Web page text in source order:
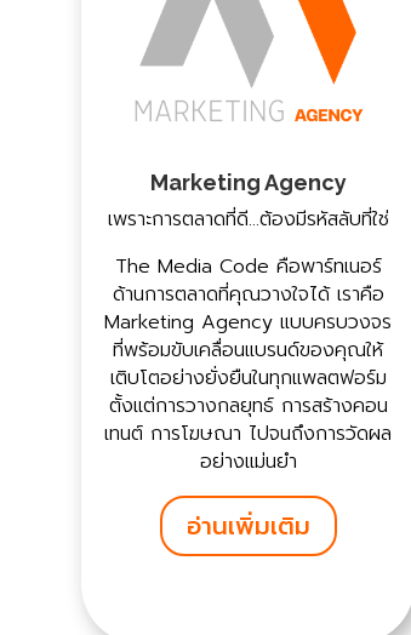
Marketing Agency
เพราะการตลาดที่ดี…ต้องมีรหัสลับที่ใช่
The Media Code คือพาร์ทเนอร์
ด้านการตลาดที่คุณวางใจได้ เราคือ
Marketing Agency แบบครบวงจร
ที่พร้อมขับเคลื่อนแบรนด์ของคุณให้
เติบโตอย่างยั่งยืนในทุกแพลตฟอร์ม
ตั้งแต่การวางกลยุทธ์ การสร้างคอน
เทนต์ การโฆษณา ไปจนถึงการวัดผล
อย่างแม่นยำ
อ่านเพิ่มเติม